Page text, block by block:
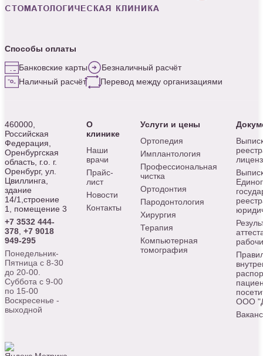
Способы оплаты
Банковские карты
Безналичный расчёт
Наличный расчёт
Перевод между организациями
460000,
Российская
Федерация,
Оренбургская
область, г.о. г.
Оренбург, ул.
Цвиллинга,
здание
14/1,строение
1, помещение 3
+7 3532 444-
378, +7 9018
949-295
Понедельник-
Пятница с 8-30
до 20-00.
Суббота с 9-00
по 15-00
Воскресенье -
выходной
О
клинике
Наши
врачи
Прайс-
лист
Новости
Контакты
Услуги и цены
Ортопедия
Имплантология
Профессиональная
чистка
Ортодонтия
Пародонтология
Хирургия
Терапия
Компьютерная
томография
ООО